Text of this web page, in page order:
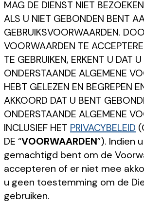
MAG DE DIENST NIET
ALS U NIET GEBONDEN BENT
GEBRUIKSVOORWAARDEN.
VOORWAARDEN TE
TE GEBRUIKEN, ERKENT U DAT U
ONDERSTAANDE ALGEMENE
HEBT GELEZEN EN BEGREPEN
AKKOORD DAT U BENT
ONDERSTAANDE ALGEMENE
INCLUSIEF HET PRIVACYBELEID
DE “VOORWAARDEN”). Indien
gemachtigd bent om de
accepteren of er niet mee
u geen toestemming om de
gebruiken.